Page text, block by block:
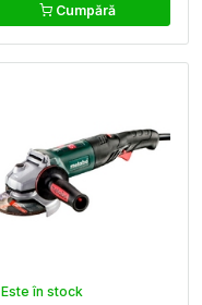
Cumpără
Este în stock